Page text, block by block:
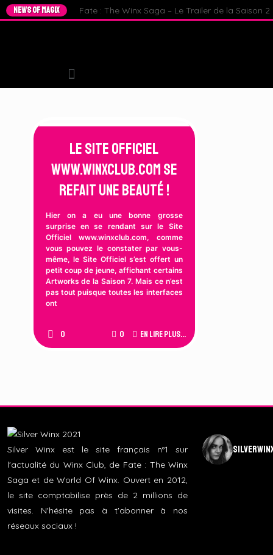
NEWS OF MAGIX Fate : The Winx Saga – Le Trailer de la Saison
Le Site Officiel
www.winxclub.com se
refait une beauté !
Hier on a eu une bonne grosse
surprise en se rendant sur le Site
Officiel www.winxclub.com, comme
vous pouvez le constater par vous-
même, le Site Officiel s’est offert un
petit coup de jeune, affichant certains
Artworks de la Saison 7. Mais ce n’est
pas tout puisque toutes les interfaces
ont
0 0 En lire plus...
Silver Winx est le site français n°1 sur
l'actualité du Winx Club, de Fate : The Winx
Saga et de World Of Winx. Ouvert en 2012,
le site comptabilise près de 2 millions de
visites. N'hésite pas à t'abonner à nos
réseaux sociaux !